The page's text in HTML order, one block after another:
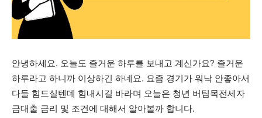
안녕하세요. 오늘도 즐거운 하루를 보내고 계신가요? 즐거운
하루라고 하니까 이상하긴 하네요. 요즘 경기가 워낙 안좋아서
다들 힘드실텐데 힘내시길 바라며 오늘은 청년 버팀목전세자
금대출 금리 및 조건에 대해서 알아볼까 합니다.